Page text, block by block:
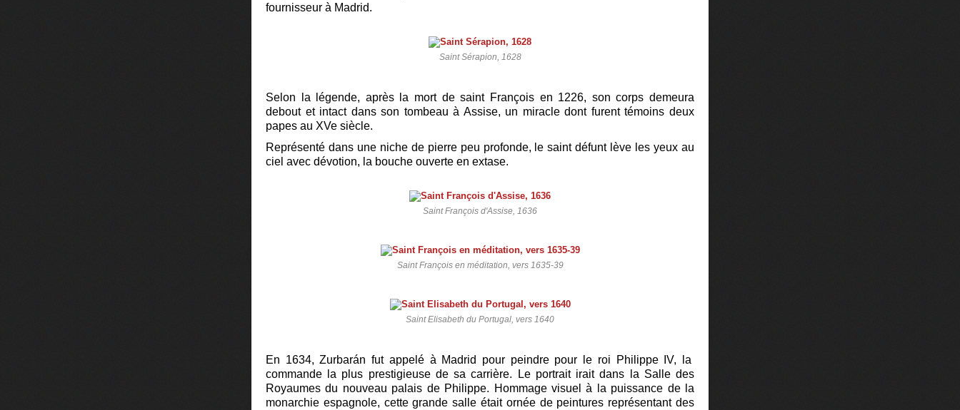
fournisseur à Madrid.
Saint Sérapion, 1628
Selon la légende, après la mort de saint François en 1226, son corps demeura
debout et intact dans son tombeau à Assise, un miracle dont furent témoins deux
papes au XVe siècle.
Représenté dans une niche de pierre peu profonde, le saint défunt lève les yeux au
ciel avec dévotion, la bouche ouverte en extase.
Saint François d'Assise, 1636
Saint François en méditation, vers 1635-39
Saint Elisabeth du Portugal, vers 1640
En 1634, Zurbarán fut appelé à Madrid pour peindre pour le roi Philippe IV, la
commande la plus prestigieuse de sa carrière. Le portrait irait dans la Salle des
Royaumes du nouveau palais de Philippe. Hommage visuel à la puissance de la
monarchie espagnole, cette grande salle était ornée de peintures représentant des